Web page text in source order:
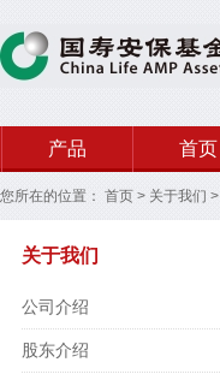
产品 首页
您所在的位置： 首页 > 关于我们 >
关于我们
公司介绍
股东介绍